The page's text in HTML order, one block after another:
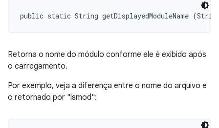
public static String getDisplayedModuleName
Retorna o nome do módulo conforme ele é exibido após
o carregamento.
Por exemplo, veja a diferença entre o nome do arquivo e
o retornado por "lsmod":